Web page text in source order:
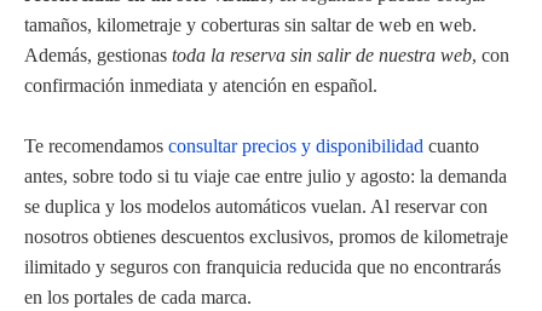
tamaños, kilometraje y coberturas sin saltar de web en web.
Además, gestionas toda la reserva sin salir de nuestra web, con
confirmación inmediata y atención en español.
Te recomendamos consultar precios y disponibilidad cuanto
antes, sobre todo si tu viaje cae entre julio y agosto: la demanda
se duplica y los modelos automáticos vuelan. Al reservar con
nosotros obtienes descuentos exclusivos, promos de kilometraje
ilimitado y seguros con franquicia reducida que no encontrarás
en los portales de cada marca.